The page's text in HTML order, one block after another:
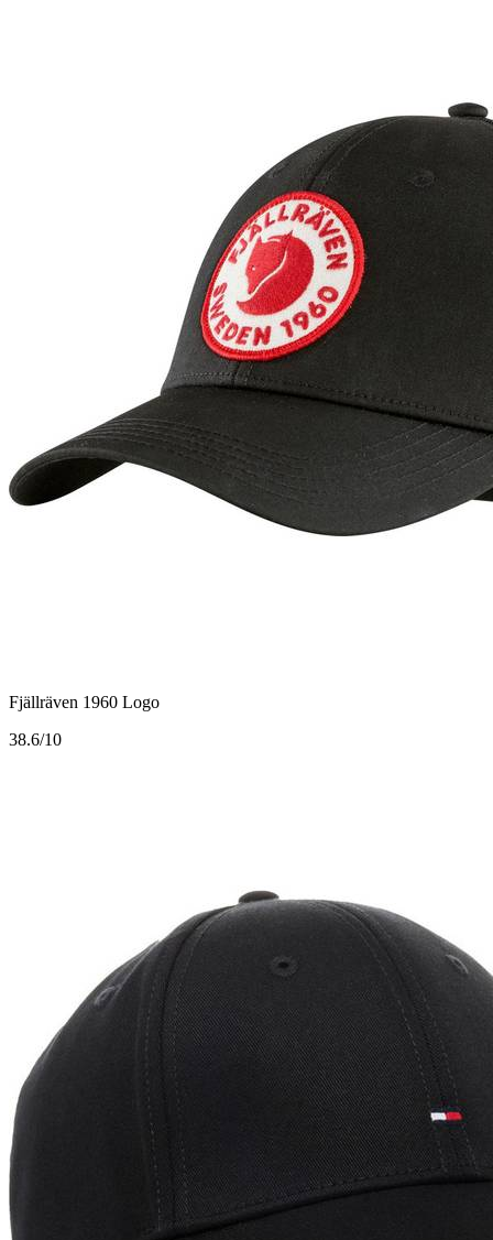
Fjällräven 1960 Logo
38.6/10